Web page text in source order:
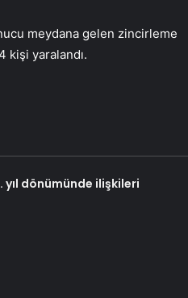
meydana gelen zincirleme
kişi yaralandı.
yıl dönümünde ilişkileri